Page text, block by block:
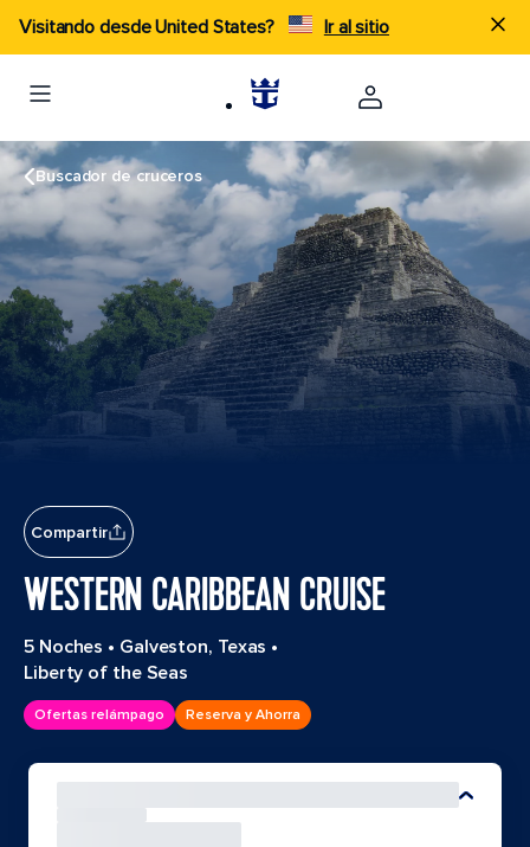
Visitando desde United States? Ir al sitio
Buscador de cruceros
Compartir
WESTERN CARIBBEAN CRUISE
5 Noches • Galveston, Texas •
Liberty of the Seas
Ofertas relámpago Reserva y Ahorra